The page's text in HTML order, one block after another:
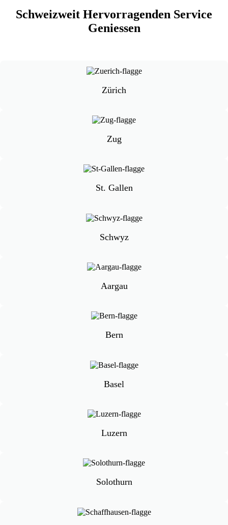
Schweizweit Hervorragenden Service
Geniessen
Zürich
Zug
St. Gallen
Schwyz
Aargau
Bern
Basel
Luzern
Solothurn